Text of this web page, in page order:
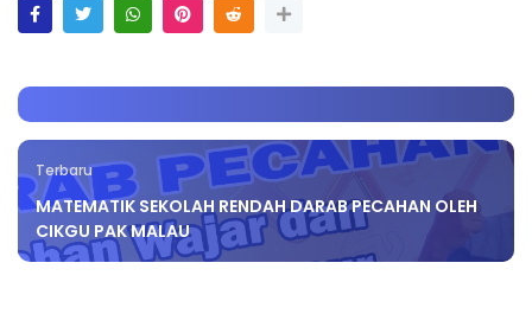
Terbaru
MATEMATIK SEKOLAH RENDAH DARAB PECAHAN OLEH
CIKGU PAK MALAU